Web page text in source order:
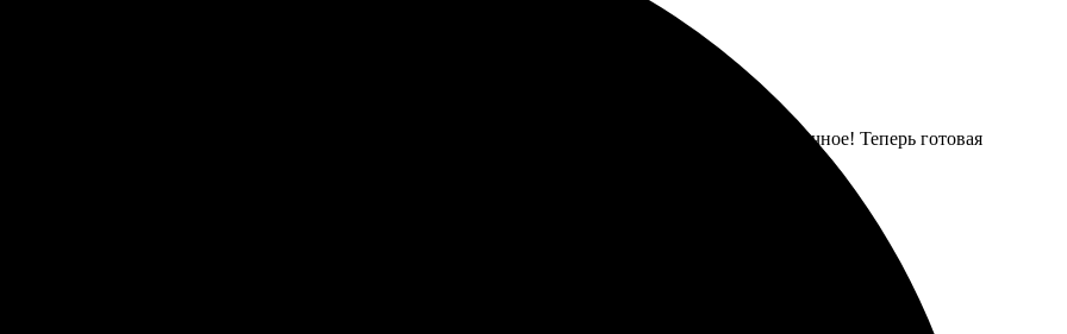
и простой. Выбор рамки и фото занял минимум времени. Результат удивил — качество отличное! Теперь готовая